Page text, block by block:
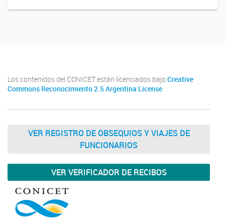
Los contenidos del CONICET están licenciados bajo Creative
Commons Reconocimiento 2.5 Argentina License
VER REGISTRO DE OBSEQUIOS Y VIAJES DE
FUNCIONARIOS
VER VERIFICADOR DE RECIBOS